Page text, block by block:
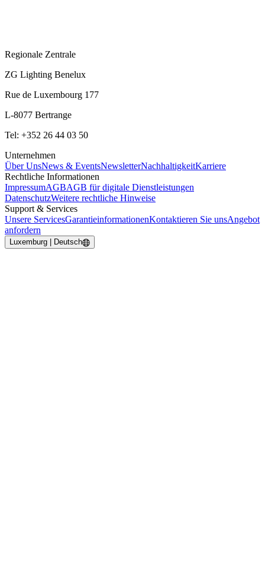
Regionale Zentrale
ZG Lighting Benelux
Rue de Luxembourg 177
L-8077 Bertrange
Tel: +352 26 44 03 50
Unternehmen
Über UnsNews & EventsNewsletterNachhaltigkeitKarriere
Rechtliche Informationen
ImpressumAGBAGB für digitale Dienstleistungen
DatenschutzWeitere rechtliche Hinweise
Support & Services
Unsere ServicesGarantieinformationenKontaktieren Sie unsAngebot
anfordern
Luxemburg | Deutsch